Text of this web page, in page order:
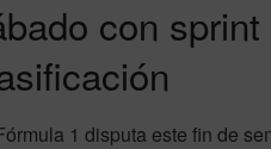
con sprint
1 disputa este fin de